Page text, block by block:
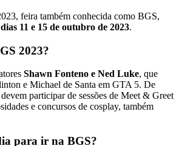
feira também conhecida como BGS,
11 e 15 de outubro de 2023.
2023?
Shawn Fonteno e Ned Luke, que
e Michael de Santa em GTA 5. De
participar de sessões de Meet & Greet
e concursos de cosplay, também
para ir na BGS?